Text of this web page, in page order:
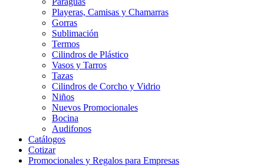
Playeras, Camisas y Chamarras
Gorras
Sublimación
Termos
Cilindros de Plástico
Vasos y Tarros
Tazas
Cilindros de Corcho y Vidrio
Niños
Nuevos Promocionales
Bocina
Audifonos
Catálogos
Cotizar
Promocionales y Regalos para Empresas